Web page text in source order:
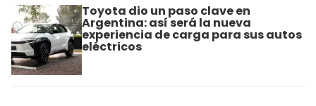
Toyota dio un paso clave en
Argentina: así será la nueva
experiencia de carga para sus autos
eléctricos